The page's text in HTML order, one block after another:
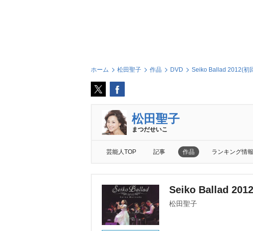
ホーム 松田聖子 作品 DVD Seiko Ballad 2012(初
松田聖子
まつだせいこ
芸能人TOP 記事 作品 ランキング情報
Seiko Ballad
松田聖子